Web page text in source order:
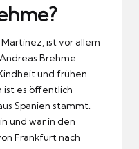
ist vor allem
Brehme
und frühen
ist es öffentlich
Spanien stammt.
und war in den
Frankfurt nach